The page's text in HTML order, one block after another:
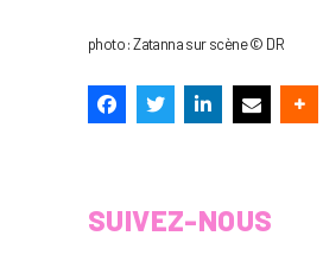
photo : Zatanna sur scène © DR
SUIVEZ-NOUS